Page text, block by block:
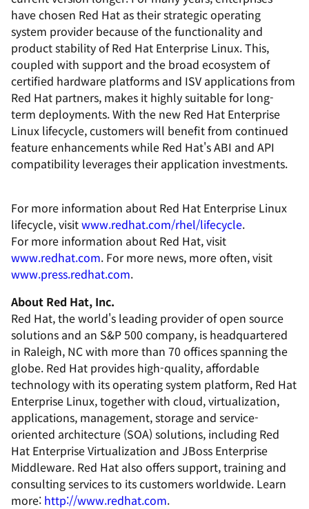
have chosen Red Hat as their strategic operating
system provider because of the functionality and
product stability of Red Hat Enterprise Linux. This,
coupled with support and the broad ecosystem of
certified hardware platforms and ISV applications from
Red Hat partners, makes it highly suitable for long-
term deployments. With the new Red Hat Enterprise
Linux lifecycle, customers will benefit from continued
feature enhancements while Red Hat's ABI and API
compatibility leverages their application investments.
For more information about Red Hat Enterprise Linux
lifecycle, visitwww.redhat.com/rhel/lifecycle.
For more information about Red Hat, visit
www.redhat.com. For more news, more often, visit
www.press.redhat.com.
About Red Hat, Inc.
Red Hat, the world's leading provider of open source
solutions and an S&P 500 company, is headquartered
in Raleigh, NC with more than 70 offices spanning the
globe. Red Hat provides high-quality, affordable
technology with its operating system platform, Red Hat
Enterprise Linux, together with cloud, virtualization,
applications, management, storage and service-
oriented architecture (SOA) solutions, including Red
Hat Enterprise Virtualization and JBoss Enterprise
Middleware. Red Hat also offers support, training and
consulting services to its customers worldwide. Learn
more: http://www.redhat.com.